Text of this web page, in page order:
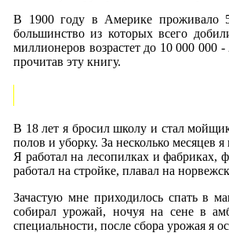
В 1900 году в Америке проживало
большинство из которых всего
миллионеров возрастет до 10 000 000
прочитав эту книгу.
В 18 лет я бросил школу и стал
полов и уборку. За несколько месяцев
Я работал на лесопилках и фабриках,
работал на стройке, плавал на
Зачастую мне приходилось спать в
собирал урожай, ночуя на сене в
специальности, после сбора урожая я